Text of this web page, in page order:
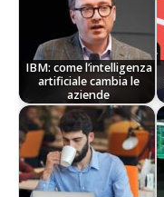
IBM: come l’intelligenza
artificiale cambia le
aziende